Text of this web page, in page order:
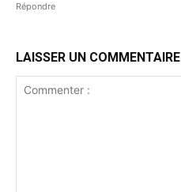
Répondre
LAISSER UN COMMENTAIRE